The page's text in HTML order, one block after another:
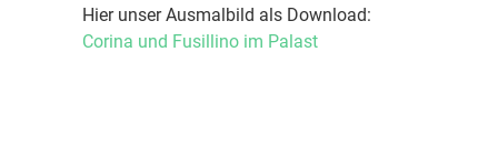
Hier unser Ausmalbild als Download:
Corina und Fusillino im Palast